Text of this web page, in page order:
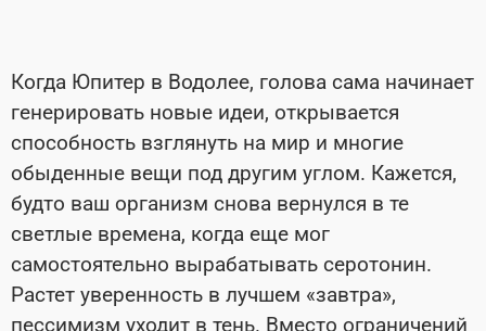
Когда Юпитер в Водолее, голова сама начинает
генерировать новые идеи, открывается
способность взглянуть на мир и многие
обыденные вещи под другим углом. Кажется,
будто ваш организм снова вернулся в те
светлые времена, когда еще мог
самостоятельно вырабатывать серотонин.
Растет уверенность в лучшем «завтра»,
пессимизм уходит в тень. Вместо ограничений